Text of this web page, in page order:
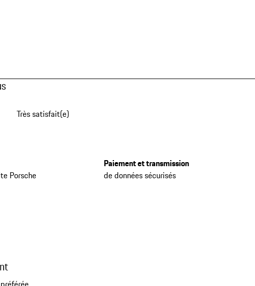
Très satisfait(e)
Porsche
Paiement et transmission
de données sécurisés